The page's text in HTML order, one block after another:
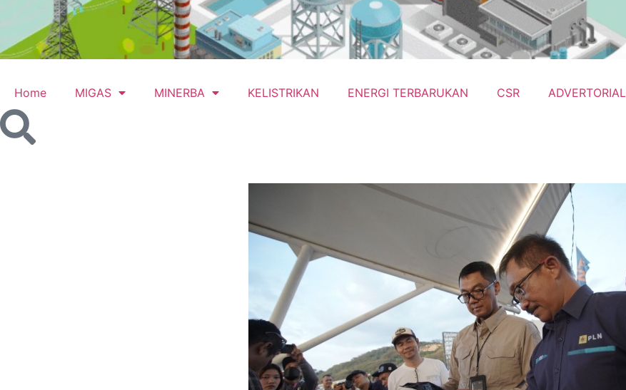
Home MIGAS MINERBA KELISTRIKAN ENERGI TERBARUKAN CSR ADVERTORIAL